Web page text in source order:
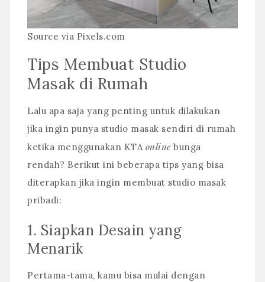
Source via Pixels.com
Tips Membuat Studio
Masak di Rumah
Lalu apa saja yang penting untuk dilakukan
jika ingin punya studio masak sendiri di rumah
ketika menggunakan KTA online bunga
rendah? Berikut ini beberapa tips yang bisa
diterapkan jika ingin membuat studio masak
pribadi:
1. Siapkan Desain yang
Menarik
Pertama-tama, kamu bisa mulai dengan